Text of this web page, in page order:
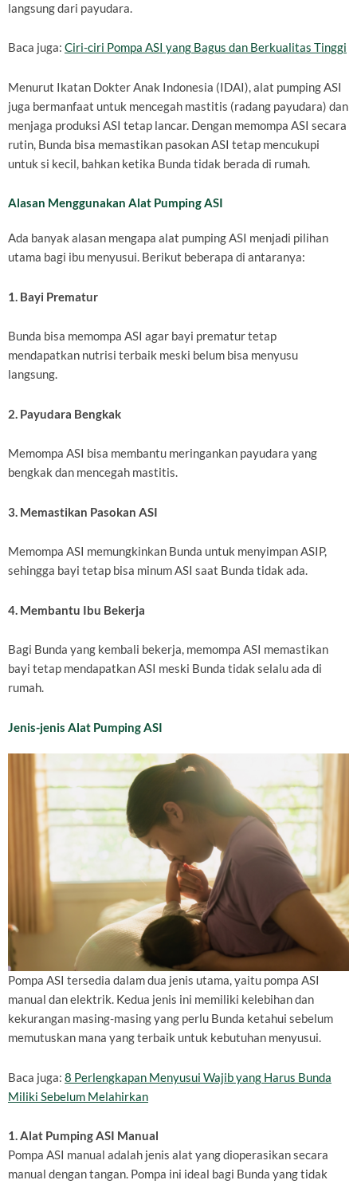
langsung dari payudara.
Baca juga: Ciri-ciri Pompa ASI yang Bagus dan Berkualitas Tinggi
Menurut Ikatan Dokter Anak Indonesia (IDAI), alat pumping ASI
juga bermanfaat untuk mencegah mastitis (radang payudara) dan
menjaga produksi ASI tetap lancar. Dengan memompa ASI secara
rutin, Bunda bisa memastikan pasokan ASI tetap mencukupi
untuk si kecil, bahkan ketika Bunda tidak berada di rumah.
Alasan Menggunakan Alat Pumping ASI
Ada banyak alasan mengapa alat pumping ASI menjadi pilihan
utama bagi ibu menyusui. Berikut beberapa di antaranya:
1. Bayi Prematur
Bunda bisa memompa ASI agar bayi prematur tetap
mendapatkan nutrisi terbaik meski belum bisa menyusu
langsung.
2. Payudara Bengkak
Memompa ASI bisa membantu meringankan payudara yang
bengkak dan mencegah mastitis.
3. Memastikan Pasokan ASI
Memompa ASI memungkinkan Bunda untuk menyimpan ASIP,
sehingga bayi tetap bisa minum ASI saat Bunda tidak ada.
4. Membantu Ibu Bekerja
Bagi Bunda yang kembali bekerja, memompa ASI memastikan
bayi tetap mendapatkan ASI meski Bunda tidak selalu ada di
rumah.
Jenis-jenis Alat Pumping ASI
Pompa ASI tersedia dalam dua jenis utama, yaitu pompa ASI
manual dan elektrik. Kedua jenis ini memiliki kelebihan dan
kekurangan masing-masing yang perlu Bunda ketahui sebelum
memutuskan mana yang terbaik untuk kebutuhan menyusui.
Baca juga: 8 Perlengkapan Menyusui Wajib yang Harus Bunda
Miliki Sebelum Melahirkan
1. Alat Pumping ASI Manual
Pompa ASI manual adalah jenis alat yang dioperasikan secara
manual dengan tangan. Pompa ini ideal bagi Bunda yang tidak